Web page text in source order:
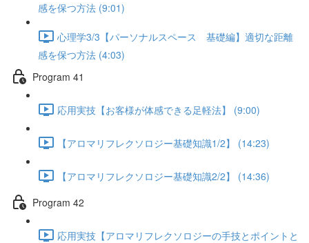
感を保つ方法 (9:01)
心理学3/3【パーソナルスペース 基礎編】適切な距離
感を保つ方法 (4:03)
Program 41
応用実技【お客様が体感できる足軽法】 (9:00)
【アロマリフレクソロジー基礎知識1/2】 (14:23)
【アロマリフレクソロジー基礎知識2/2】 (14:36)
Program 42
応用実技【アロマリフレクソロジーの手技とポイントと